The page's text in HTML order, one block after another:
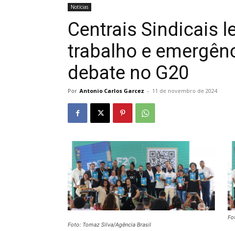
Notícias
Centrais Sindicais
trabalho e
debate no G20
Por Antonio Carlos Garcez - 11 de novembro de 2024
Foto: Tomaz Silva/Agência Brasil